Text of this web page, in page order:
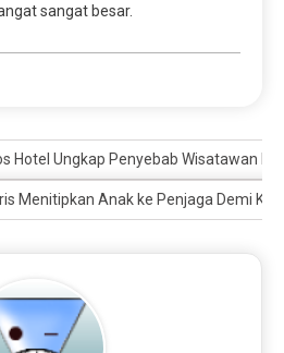
sangat besar.
Hotel Ungkap Penyebab Wisatawan
Menitipkan Anak ke Penjaga Demi